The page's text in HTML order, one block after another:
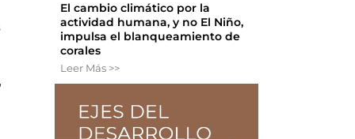
El cambio climático por la
actividad humana, y no El Niño,
impulsa el blanqueamiento de
corales
Leer Más >>